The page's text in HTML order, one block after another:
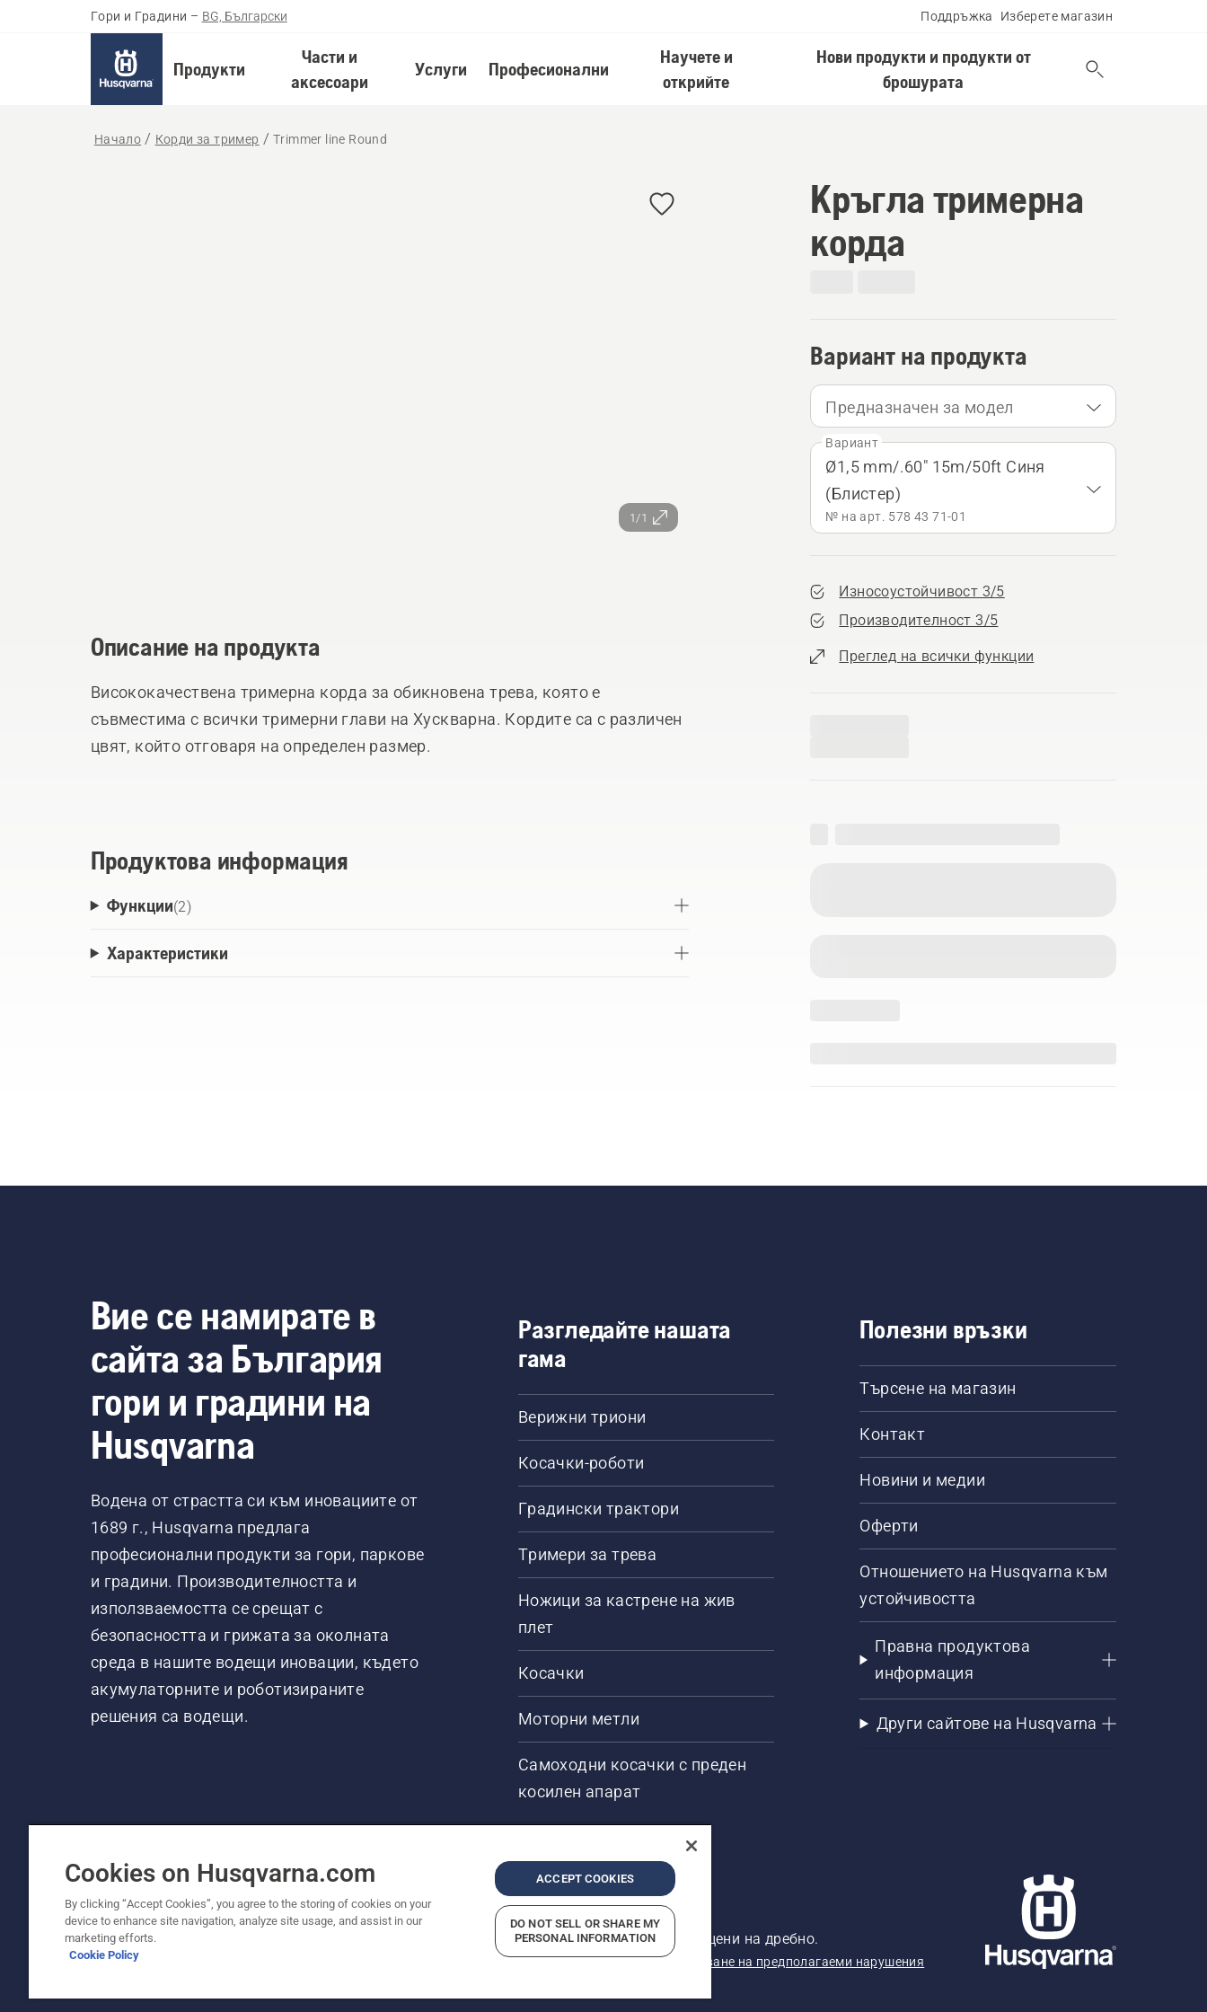
Гори и Градини – BG, Български Поддръжка Изберете магазин
Продукти
Части и
аксесоари
Услуги Професионални
Научете и
открийте
Нови продукти и продукти от
брошурата
Начало Корди за тример Trimmer line Round
1/1
Кръгла тримерна
корда
Вариант на продукта
Предназначен за модел
Вариант
Ø1,5 mm/.60" 15m/50ft Синя
(Блистер)
№ на арт. 578 43 71‑01
Износоустойчивост 3/5
Производителност 3/5
Преглед на всички функции
Описание на продукта
Висококачествена тримерна корда за обикновена трева, която е
съвместима с всички тримерни глави на Хускварна. Кордите са с различен
цвят, който отговаря на определен размер.
Продуктова информация
Функции(2)
Характеристики
Вие се намирате в
сайта за България
гори и градини на
Husqvarna
Водена от страстта си към иновациите от
1689 г., Husqvarna предлага
професионални продукти за гори, паркове
и градини. Производителността и
използваемостта се срещат с
безопасността и грижата за околната
среда в нашите водещи иновации, където
акумулаторните и роботизираните
решения са водещи.
Разгледайте нашата
гама
Верижни триони
Косачки-роботи
Градински трактори
Тримери за трева
Ножици за кастрене на жив
плет
Косачки
Моторни метли
Самоходни косачки с преден
косилен апарат
Полезни връзки
Търсене на магазин
Контакт
Новини и медии
Оферти
Отношението на Husqvarna към
устойчивостта
Правна продуктова
информация
Други сайтове на Husqvarna
© Husqvarna AB (публ). Всички права запазени. Показаните цени са препоръчителните цени на дребно.
Политика за "бисквитки" Декларация за поверителност Отпечатано Докладване на предполагаеми нарушения
Cookies on Husqvarna.com
By clicking “Accept Cookies”, you agree to the storing of cookies on your
device to enhance site navigation, analyze site usage, and assist in our
marketing efforts.
Cookie Policy
ACCEPT COOKIES
DO NOT SELL OR SHARE MY
PERSONAL INFORMATION